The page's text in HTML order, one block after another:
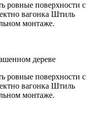
ровные поверхности с
вагонка Штиль
монтаже.
дереве
ровные поверхности с
вагонка Штиль
монтаже.